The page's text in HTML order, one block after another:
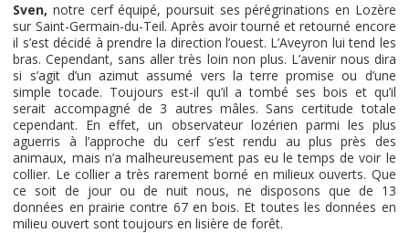
Sven, notre cerf équipé, poursuit ses pérégrinations en Lozère
sur Saint-Germain-du-Teil. Après avoir tourné et retourné encore
il s’est décidé à prendre la direction l’ouest. L’Aveyron lui tend les
bras. Cependant, sans aller très loin non plus. L’avenir nous dira
si s’agit d’un azimut assumé vers la terre promise ou d’une
simple tocade. Toujours est-il qu’il a tombé ses bois et qu’il
serait accompagné de 3 autres mâles. Sans certitude totale
cependant. En effet, un observateur lozérien parmi les plus
aguerris à l’approche du cerf s’est rendu au plus près des
animaux, mais n’a malheureusement pas eu le temps de voir le
collier. Le collier a très rarement borné en milieux ouverts. Que
ce soit de jour ou de nuit nous, ne disposons que de 13
données en prairie contre 67 en bois. Et toutes les données en
milieu ouvert sont toujours en lisière de forêt.